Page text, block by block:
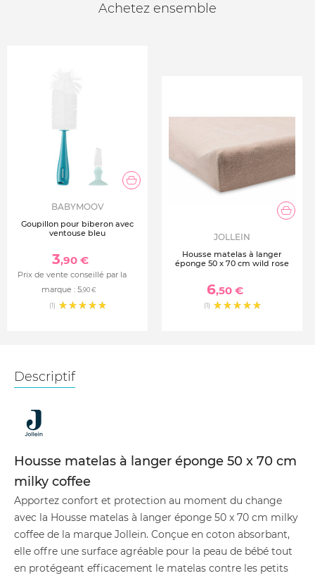
Achetez ensemble
BABYMOOV
Goupillon pour biberon avec
ventouse bleu
3,90 €
Prix de vente conseillé par la
marque : 5,90 €
(1)
JOLLEIN
Housse matelas à langer
éponge 50 x 70 cm wild rose
6,50 €
(1)
Descriptif
Housse matelas à langer éponge 50 x 70 cm
milky coffee
Apportez confort et protection au moment du change
avec la Housse matelas à langer éponge 50 x 70 cm milky
coffee de la marque Jollein. Conçue en coton absorbant,
elle offre une surface agréable pour la peau de bébé tout
en protégeant efficacement le matelas contre les petits